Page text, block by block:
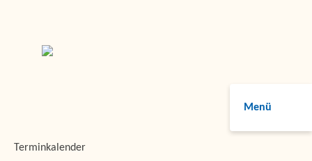
Menü
Terminkalender